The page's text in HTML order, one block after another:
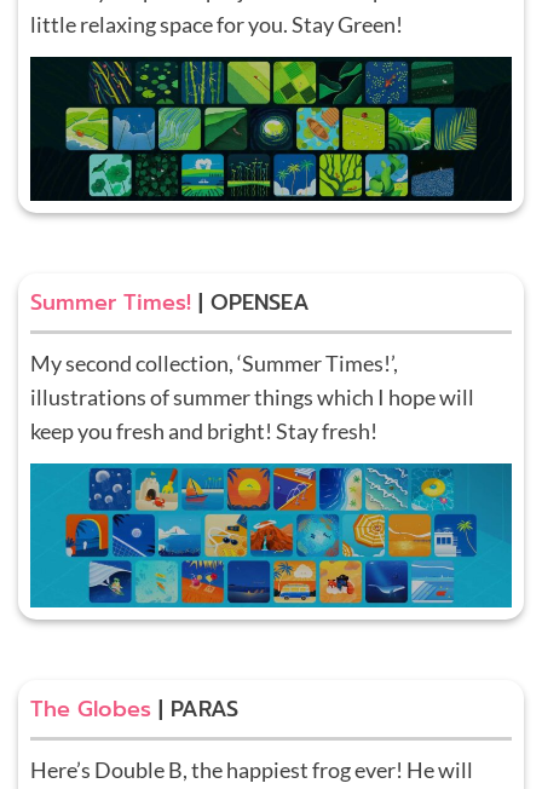
little relaxing space for you. Stay Green!
Summer Times!| OPENSEA
My second collection, ‘Summer Times!’,
illustrations of summer things which I hope will
keep you fresh and bright! Stay fresh!
The Globes| PARAS
Here’s Double B, the happiest frog ever! He will